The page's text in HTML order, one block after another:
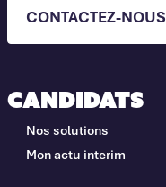
CONTACTEZ-NOUS
Candidats
Nos solutions
Mon actu interim